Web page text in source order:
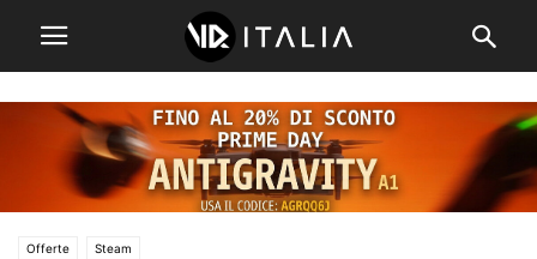
Offerte Steam